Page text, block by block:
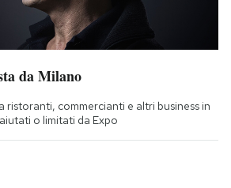
da Milano
ristoranti, commercianti e altri business in
o limitati da Expo